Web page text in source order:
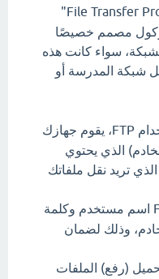
FTP اختصار لـ "File Transfer Protocol"
مصمم خصيصًا
سواء كانت هذه
شبكة المدرسة أو
عندما تريد نقل ملف باستخدام FTP، يقوم جهازك
الذي يحتوي
تريد نقل ملفاتك
غالبًا ما يتطلب FTP اسم مستخدم وكلمة
وذلك لضمان
(رفع) الملفات